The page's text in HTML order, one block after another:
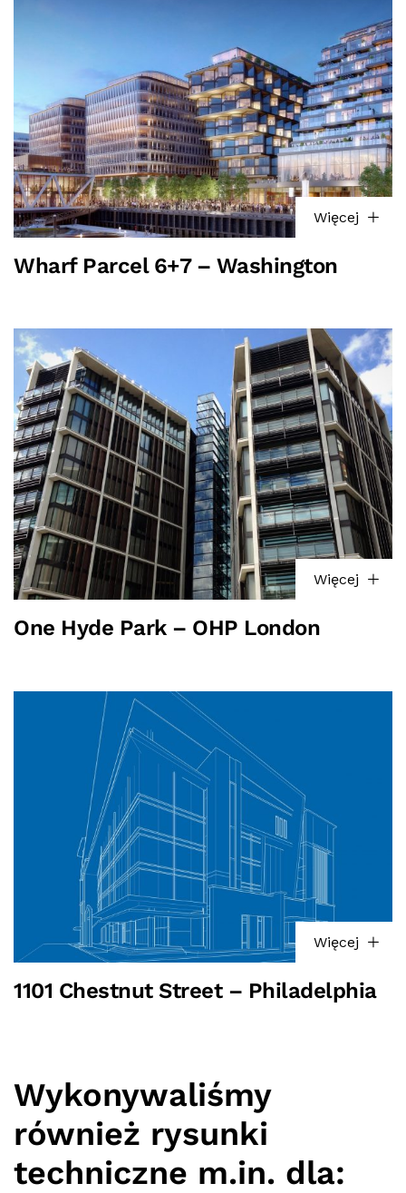
Więcej
Wharf Parcel 6+7 – Washington
Więcej
One Hyde Park – OHP London
Więcej
1101 Chestnut Street – Philadelphia
Wykonywaliśmy
również rysunki
techniczne m.in. dla: